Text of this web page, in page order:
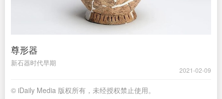
尊形器
新石器时代早期
2021-02-09
© iDaily Media 版权所有，未经授权禁止使用。